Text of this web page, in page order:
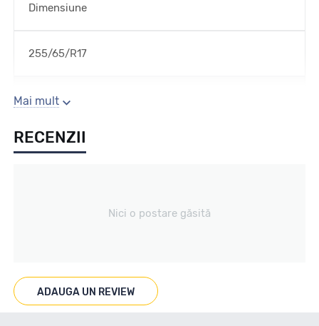
Dimensiune
255/65/R17
Sezon
Vara
Marcat M+S
Mai mult
RECENZII
Nici o postare găsită
ADAUGA UN REVIEW